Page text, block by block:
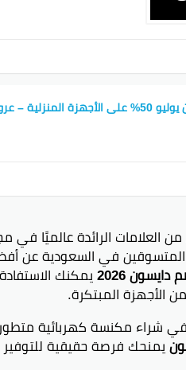
كود خصم دايسون يوليو 50% على الأجهزة
من العلامات الرائدة عالميًا في
في السعودية عن
2026 يمكنك
الأجهزة المبتكرة.
مكنسة كهربائية متطورة،
يمنحك فرصة حقيقية للتوفير